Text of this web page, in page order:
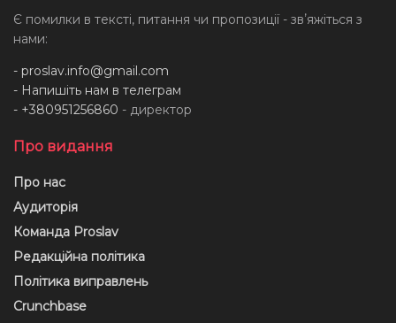
Є помилки в тексті, питання чи пропозиції - звʼяжіться з
нами:
- proslav.info@gmail.com
- Напишіть нам в телеграм
- +380951256860 - директор
Про видання
Про нас
Аудиторія
Команда Proslav
Редакційна політика
Політика виправлень
Crunchbase